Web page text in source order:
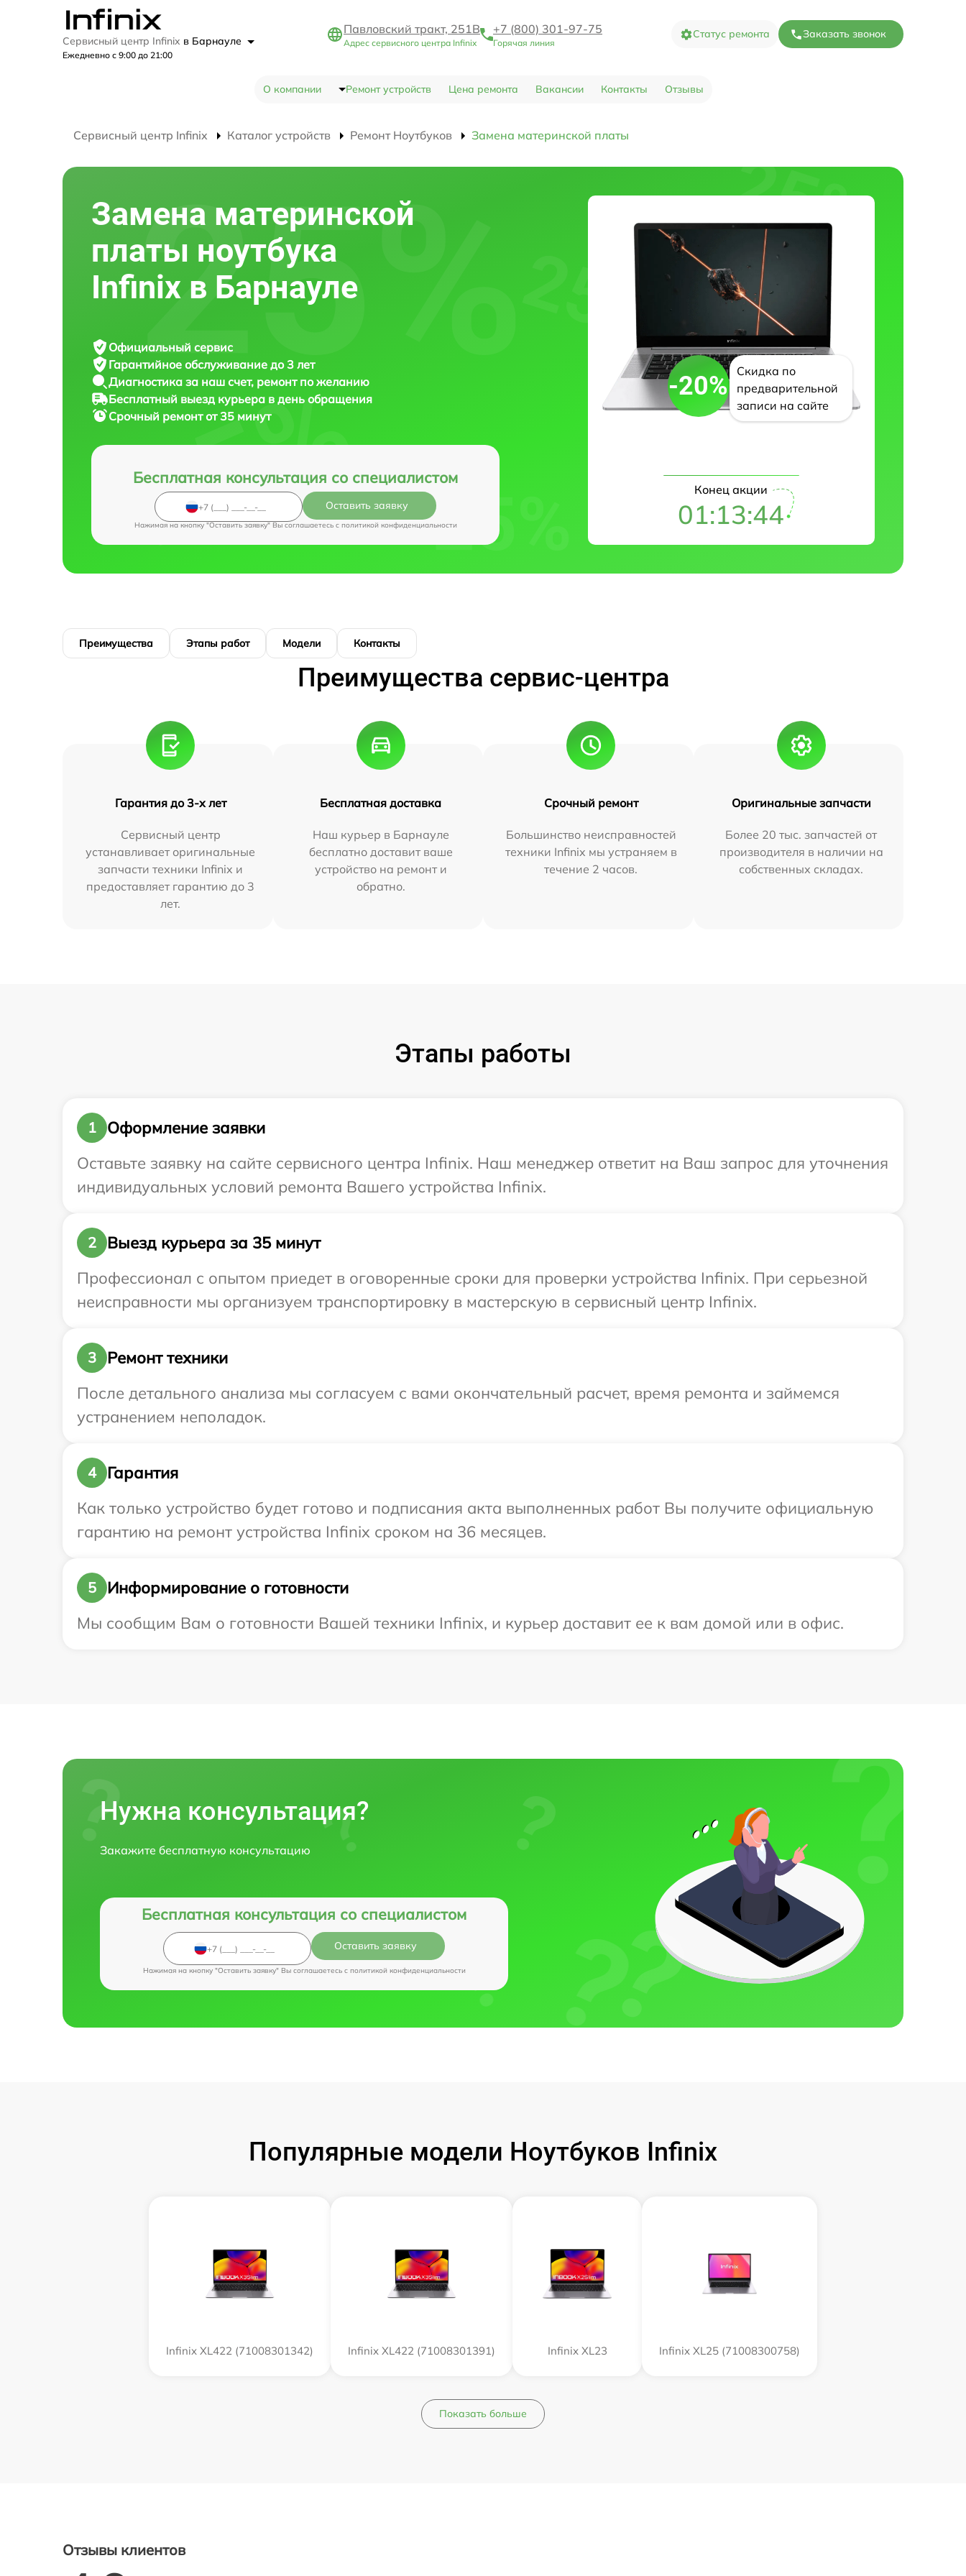
Сервисный центр Infinix в Барнауле
Ежедневно с 9:00 до 21:00
Павловский тракт, 251В
Адрес сервисного центра Infinix
+7 (800) 301-97-75
Горячая линия
Статус ремонта Заказать звонок
О компании Ремонт устройств Цена ремонта Вакансии Контакты Отзывы
Сервисный центр Infinix Каталог устройств Ремонт Ноутбуков Замена материнской платы
Замена материнской
платы ноутбука
Infinix в Барнауле
Официальный сервис
Гарантийное обслуживание до 3 лет
Диагностика за наш счет, ремонт по желанию
Бесплатный выезд курьера в день обращения
Срочный ремонтот 35 минут
Бесплатная консультация со специалистом
Оставить заявку
Нажимая на кнопку "Оставить заявку" Вы соглашаетесь c политикой конфиденциальности
-20%
Скидка по
предварительной
записи на сайте
Конец акции
01:13:43
Преимущества Этапы работ Модели Контакты
Преимущества сервис-центра
Гарантия до 3-х лет
Сервисный центр
устанавливает оригинальные
запчасти техники Infinix и
предоставляет гарантию до 3
лет.
Бесплатная доставка
Наш курьер в Барнауле
бесплатно доставит ваше
устройство на ремонт и
обратно.
Срочный ремонт
Большинство неисправностей
техники Infinix мы устраняем в
течение 2 часов.
Оригинальные запчасти
Более 20 тыс. запчастей от
производителя в наличии на
собственных складах.
Этапы работы
1
Оформление заявки
Оставьте заявку на сайте сервисного центра Infinix. Наш менеджер ответит на Ваш запрос для уточнения
индивидуальных условий ремонта Вашего устройства Infinix.
2
Выезд курьера за 35 минут
Профессионал с опытом приедет в оговоренные сроки для проверки устройства Infinix. При серьезной
неисправности мы организуем транспортировку в мастерскую в сервисный центр Infinix.
3
Ремонт техники
После детального анализа мы согласуем с вами окончательный расчет, время ремонта и займемся
устранением неполадок.
4
Гарантия
Как только устройство будет готово и подписания акта выполненных работ Вы получите официальную
гарантию на ремонт устройства Infinix сроком на 36 месяцев.
5
Информирование о готовности
Мы сообщим Вам о готовности Вашей техники Infinix, и курьер доставит ее к вам домой или в офис.
Нужна консультация?
Закажите бесплатную консультацию
Бесплатная консультация со специалистом
Оставить заявку
Нажимая на кнопку "Оставить заявку" Вы соглашаетесь c политикой конфиденциальности
Популярные модели Ноутбуков Infinix
Infinix XL422 (71008301342) Infinix XL422 (71008301391) Infinix XL23 Infinix XL25 (71008300758)
Показать больше
Отзывы клиентов